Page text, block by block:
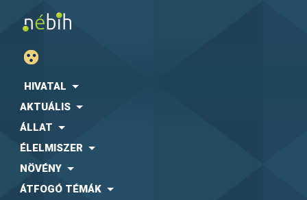
HIVATAL
AKTUÁLIS
ÁLLAT
ÉLELMISZER
NÖVÉNY
ÁTFOGÓ TÉMÁK